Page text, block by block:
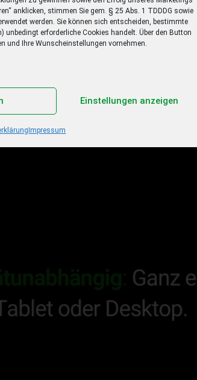
anklicken, stimmen Sie gem. § 25 Abs. 1 TDDDG sowie
werden. Sie können sich entscheiden, bestimmte
erforderliche Cookies handelt. Über den Button
und Ihre Wunscheinstellungen vornehmen.
Einstellungen anzeigen
Impressum